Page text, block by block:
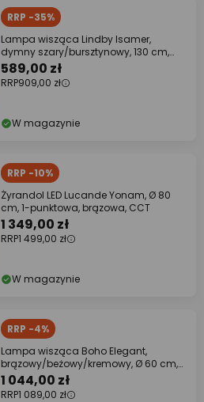
RRP -35%
Lampa wisząca Lindby Isamer,
dymny szary/bursztynowy, 130 cm,
kula ziemska
589,00 zł
RRP909,00 zł
W magazynie
RRP -10%
Żyrandol LED Lucande Yonam, Ø 80
cm, 1-punktowa, brązowa, CCT
1 349,00 zł
RRP1 499,00 zł
W magazynie
RRP -4%
Lampa wisząca Boho Elegant,
brązowy/beżowy/kremowy, Ø 60 cm,
tekstylna
1 044,00 zł
RRP1 089,00 zł